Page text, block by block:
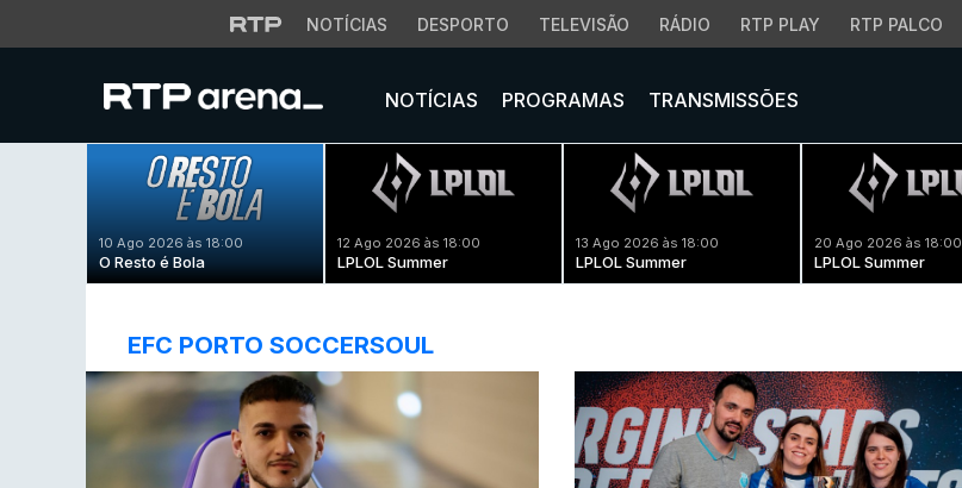
NOTÍCIAS DESPORTO TELEVISÃO RÁDIO RTP PLAY RTP PALCO
NOTÍCIAS PROGRAMAS TRANSMISSÕES
10 Ago 2026 às 18:00
O Resto é Bola
12 Ago 2026 às 18:00
LPLOL Summer
13 Ago 2026 às 18:00
LPLOL Summer
20 Ago 2026 às 18:00
LPLOL Summer
EFC PORTO SOCCERSOUL